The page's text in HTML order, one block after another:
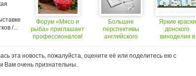
/...
Форум «Мясо и
рыба» приглашает
профессионалов!
Большие
перспективы
английского
Яркие краски
донского
виноделия в
Moscow
эта новость, пожалуйста, оцените её или поделитесь ею с
Вам очень признательны.